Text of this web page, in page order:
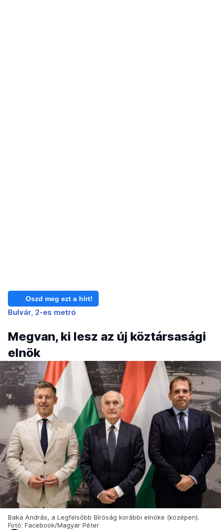
Oszd meg ezt a hírt!
Bulvár 2-es metró
Megvan, ki lesz az új köztársasági
elnök
Baka András, a Legfelsőbb Bíróság korábbi elnöke (középen).
Fotó: Facebook/Magyar Péter